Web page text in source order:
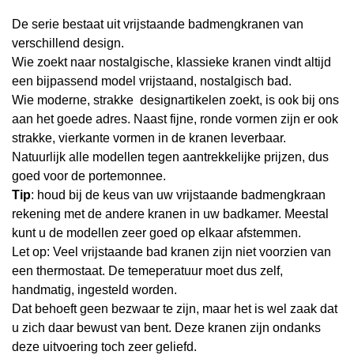
De serie bestaat uit vrijstaande badmengkranen van
verschillend design.
Wie zoekt naar nostalgische, klassieke kranen vindt altijd
een bijpassend model vrijstaand, nostalgisch bad.
Wie moderne, strakke designartikelen zoekt, is ook bij ons
aan het goede adres. Naast fijne, ronde vormen zijn er ook
strakke, vierkante vormen in de kranen leverbaar.
Natuurlijk alle modellen tegen aantrekkelijke prijzen, dus
goed voor de portemonnee.
Tip: houd bij de keus van uw vrijstaande badmengkraan
rekening met de andere kranen in uw badkamer. Meestal
kunt u de modellen zeer goed op elkaar afstemmen.
Let op: Veel vrijstaande bad kranen zijn niet voorzien van
een thermostaat. De temeperatuur moet dus zelf,
handmatig, ingesteld worden.
Dat behoeft geen bezwaar te zijn, maar het is wel zaak dat
u zich daar bewust van bent. Deze kranen zijn ondanks
deze uitvoering toch zeer geliefd.